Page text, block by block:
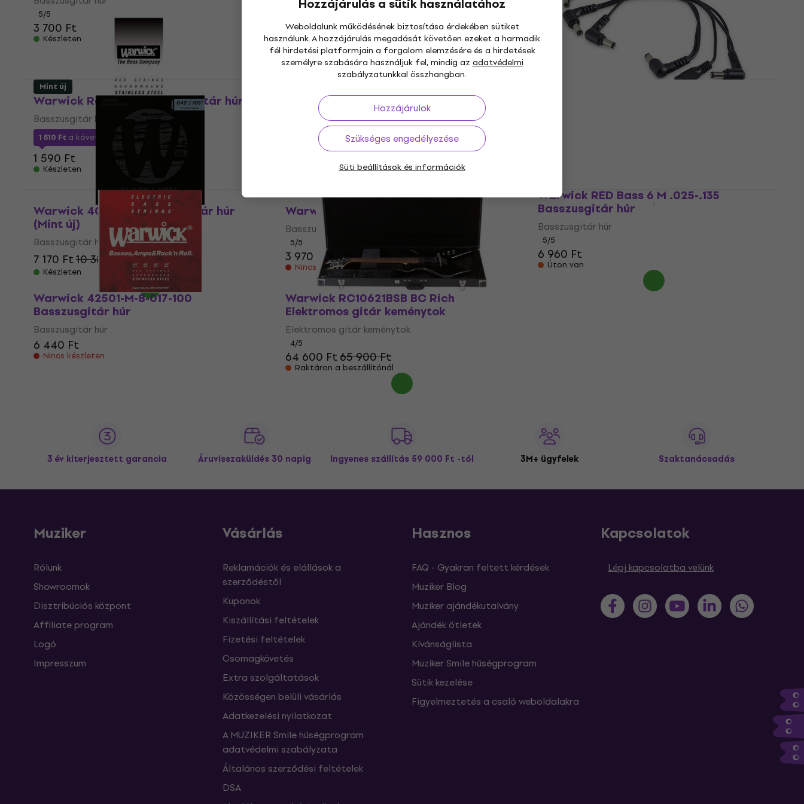
Weboldalunk működésének biztosítása érdekében sütiket
használunk. A hozzájárulás megadását követően ezeket a harmadik
fél hirdetési platformjain a forgalom elemzésére és a hirdetések
személyre szabására használjuk fel, mindig az adatvédelmi
szabályzatunkkal összhangban.
Hozzájárulok
Szükséges engedélyezése
Süti beállítások és információk
5/5
3 700 Ft
Készleten
/5
5 220 Fta következő kóddalMUZMUZ-20
6 590 Ft
Készleten
7 700 Fta következő kóddal MUZMUZ-25
Warwick Red .085'' Basszusgitár húr
Basszusgitár húr
1 510 Fta következő kóddal
1 590 Ft
Készleten
Warwick 46400ML Red Label
Basszusgitár húr
Basszusgitár húr
Mint új
Warwick 40200M Basszusgitár húr
(Mint új)
Basszusgitár húr
7 170 Ft10 385,1 Ft
- 31 %
Készleten
Warwick 42210ML Basszusgitár húr
Basszusgitár húr
5/5
3 970 Ft
Nincs készleten
Warwick RED Bass 6 M .025-.135
Basszusgitár húr
Basszusgitár húr
5/5
6 960 Ft
Úton van
Warwick 42501-M-8-017-100
Basszusgitár húr
Basszusgitár húr
6 440 Ft
Nincs készleten
Warwick RC10621BSB BC Rich
Elektromos gitár keménytok
Elektromos gitár keménytok
4/5
64 600 Ft65 900 Ft
Raktáron a beszállítónál
3 év kiterjesztett garancia Áruvisszaküldés 30 napig Ingyenes szállítás 59 000 Ft -tól 3M+ ügyfelek Szaktanácsadás
Muziker
Rólunk
Showroomok
Disztribúciós központ
Affiliate program
Logó
Impresszum
Vásárlás
Reklamációk és elállások a
szerződéstől
Kuponok
Kiszállítási feltételek
Fizetési feltételek
Csomagkövetés
Extra szolgáltatások
Közösségen belüli vásárlás
Adatkezelési nyilatkozat
A MUZIKER Smile hűségprogram
adatvédelmi szabályzata
Általános szerződési feltételek
DSA
Hasznos
FAQ - Gyakran feltett kérdések
Muziker Blog
Muziker ajándékutalvány
Ajándék ötletek
Kívánságlista
Muziker Smile hűségprogram
Sütik kezelése
Figyelmeztetés a csaló weboldalakra
Kapcsolatok
Lépj kapcsolatba velünk